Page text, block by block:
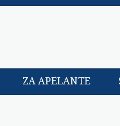
ZA APELANTE